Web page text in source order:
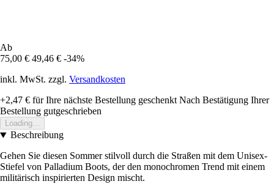
Ab
75,00 € 49,46 € -34%
inkl. MwSt. zzgl. Versandkosten
+2,47 € für Ihre nächste Bestellung geschenkt Nach Bestätigung Ihrer
Bestellung gutgeschrieben
Loading...
Beschreibung
Gehen Sie diesen Sommer stilvoll durch die Straßen mit dem Unisex-
Stiefel von Palladium Boots, der den monochromen Trend mit einem
militärisch inspirierten Design mischt.